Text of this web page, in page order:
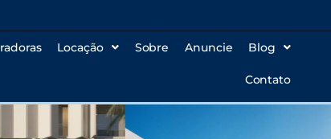
Locação Sobre Anuncie Blog
Contato